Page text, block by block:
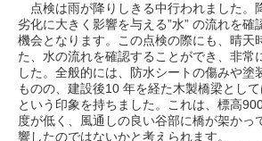
点検は雨が降りしきる中行われました。
劣化に大きく影響を与える”水” の流れを確
機会となります。この点検の際にも、晴天
た、水の流れを確認することができ、非常
した。全般的には、防水シートの傷みや塗
ものの、建設後10 年を経た木製橋梁とし
という印象を持ちました。これは、標高
度が低く、風通しの良い谷部に橋が架かっ
響したのではないかと考えられます。